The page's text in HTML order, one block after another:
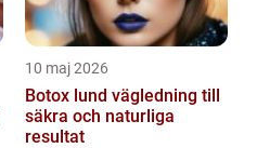
10 maj 2026
Botox lund vägledning till
säkra och naturliga
resultat